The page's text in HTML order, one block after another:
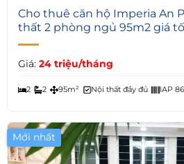
6
Cho thuê căn hộ Imperia An
thất 2 phòng ngủ 95m2 giá
Giá: 24 triệu/tháng
2 2 95m² Nội thất đầy đủ IAP
Mới nhất